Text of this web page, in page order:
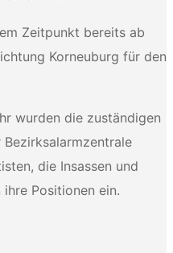
Zeitpunkt bereits ab
Korneuburg für den
wurden die zuständigen
Bezirksalarmzentrale
die Insassen und
Positionen ein.